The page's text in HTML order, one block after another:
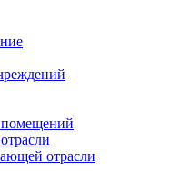
помещений
отрасли